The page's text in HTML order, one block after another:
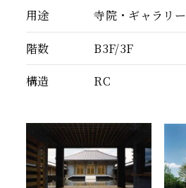
用途
寺院・ギャラリー
階数
B3F/3F
構造
RC